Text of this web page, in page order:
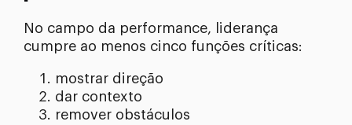
No campo da performance, liderança
cumpre ao menos cinco funções críticas:
mostrar direção
dar contexto
remover obstáculos